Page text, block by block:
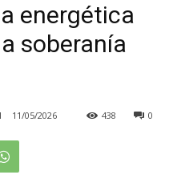
energética
soberanía
11/05/2026 0
438